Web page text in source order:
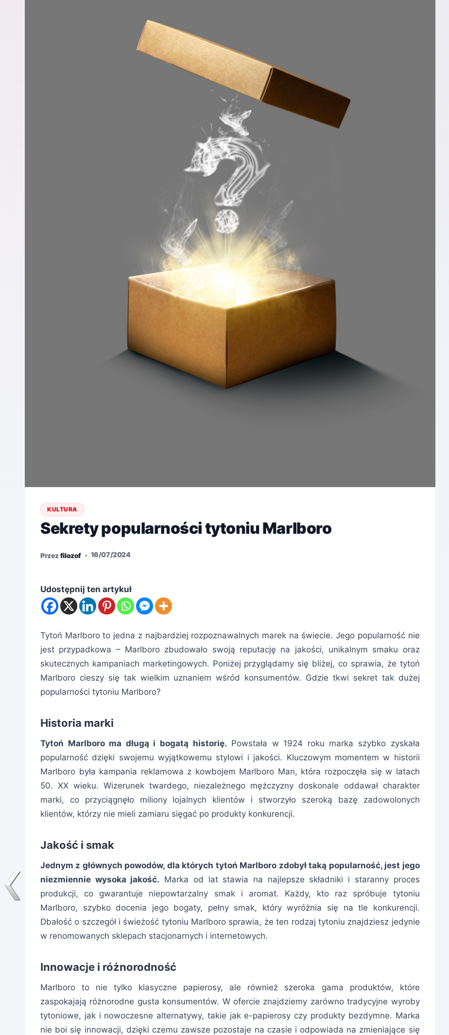
KULTURA
Sekrety popularności tytoniu Marlboro
Przezfilozof 16/07/2024
Udostępnij ten artykuł
Tytoń Marlboro to jedna z najbardziej rozpoznawalnych marek na świecie. Jego popularność nie
jest przypadkowa – Marlboro zbudowało swoją reputację na jakości, unikalnym smaku oraz
skutecznych kampaniach marketingowych. Poniżej przyglądamy się bliżej, co sprawia, że tytoń
Marlboro cieszy się tak wielkim uznaniem wśród konsumentów. Gdzie tkwi sekret tak dużej
popularności tytoniu Marlboro?
Historia marki
Tytoń Marlboro ma długą i bogatą historię. Powstała w 1924 roku marka szybko zyskała
popularność dzięki swojemu wyjątkowemu stylowi i jakości. Kluczowym momentem w historii
Marlboro była kampania reklamowa z kowbojem Marlboro Man, która rozpoczęła się w latach
50. XX wieku. Wizerunek twardego, niezależnego mężczyzny doskonale oddawał charakter
marki, co przyciągnęło miliony lojalnych klientów i stworzyło szeroką bazę zadowolonych
klientów, którzy nie mieli zamiaru sięgać po produkty konkurencji.
Jakość i smak
Jednym z głównych powodów, dla których tytoń Marlboro zdobył taką popularność, jest jego
niezmiennie wysoka jakość. Marka od lat stawia na najlepsze składniki i staranny proces
produkcji, co gwarantuje niepowtarzalny smak i aromat. Każdy, kto raz spróbuje tytoniu
Marlboro, szybko docenia jego bogaty, pełny smak, który wyróżnia się na tle konkurencji.
Dbałość o szczegół i świeżość tytoniu Marlboro sprawia, że ten rodzaj tytoniu znajdziesz jedynie
w renomowanych sklepach stacjonarnych i internetowych.
Innowacje i różnorodność
Marlboro to nie tylko klasyczne papierosy, ale również szeroka gama produktów, które
zaspokajają różnorodne gusta konsumentów. W ofercie znajdziemy zarówno tradycyjne wyroby
tytoniowe, jak i nowoczesne alternatywy, takie jak e-papierosy czy produkty bezdymne. Marka
nie boi się innowacji, dzięki czemu zawsze pozostaje na czasie i odpowiada na zmieniające się